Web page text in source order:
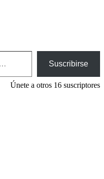
Suscribirse
Únete a otros 16 suscriptores